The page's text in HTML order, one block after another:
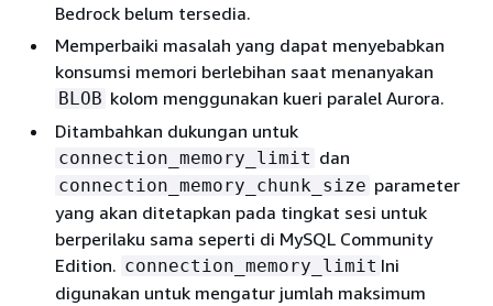
Bedrock belum tersedia.
Memperbaiki masalah yang dapat menyebabkan
konsumsi memori berlebihan saat menanyakan
BLOB kolom menggunakan kueri paralel Aurora.
Ditambahkan dukungan untuk
connection_memory_limit dan
connection_memory_chunk_size parameter
yang akan ditetapkan pada tingkat sesi untuk
berperilaku sama seperti di MySQL Community
Edition. connection_memory_limit Ini
digunakan untuk mengatur jumlah maksimum